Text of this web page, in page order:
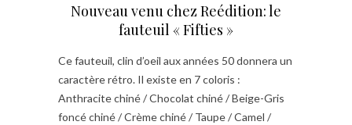
Nouveau venu chez Reédition: le
fauteuil « Fifties »
Ce fauteuil, clin d’oeil aux années 50 donnera un
caractère rétro. Il existe en 7 coloris :
Anthracite chiné / Chocolat chiné / Beige-Gris
foncé chiné / Crème chiné / Taupe / Camel /